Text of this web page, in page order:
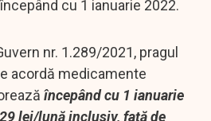
cu 1 ianuarie 2022.
nr. 1.289/2021, pragul
acordă medicamente
începând cu 1 ianuarie
lei/lună inclusiv, față de